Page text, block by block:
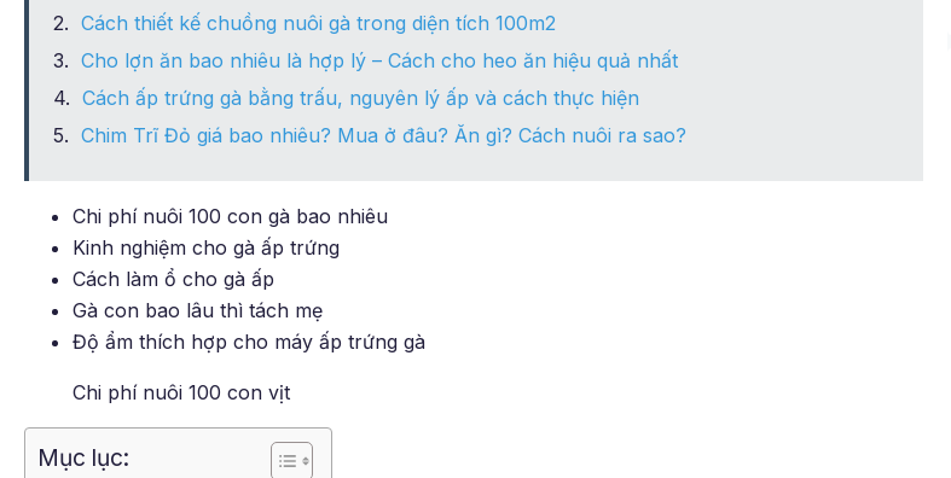
Cách thiết kế chuồng nuôi gà trong diện tích 100m2
Cho lợn ăn bao nhiêu là hợp lý – Cách cho heo ăn hiệu quả nhất
Cách ấp trứng gà bằng trấu, nguyên lý ấp và cách thực hiện
Chim Trĩ Đỏ giá bao nhiêu? Mua ở đâu? Ăn gì? Cách nuôi ra sao?
Chi phí nuôi 100 con gà bao nhiêu
Kinh nghiệm cho gà ấp trứng
Cách làm ổ cho gà ấp
Gà con bao lâu thì tách mẹ
Độ ẩm thích hợp cho máy ấp trứng gà
Chi phí nuôi 100 con vịt
Mục lục: